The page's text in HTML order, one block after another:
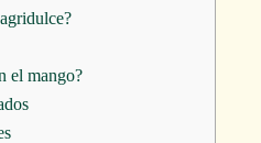
el mango?